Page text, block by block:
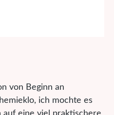
von Beginn an
ich mochte es